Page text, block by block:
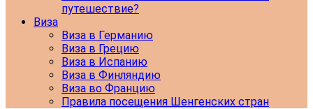
путешествие?
Виза
Виза в Германию
Виза в Грецию
Виза в Испанию
Виза в Финляндию
Виза во Францию
Правила посещения Шенгенских стран